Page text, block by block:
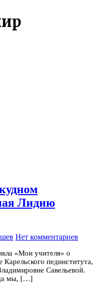
Лидию
Нет комментариев
«Мои учителя» о
пединститута,
Савельевой.
мы, […]